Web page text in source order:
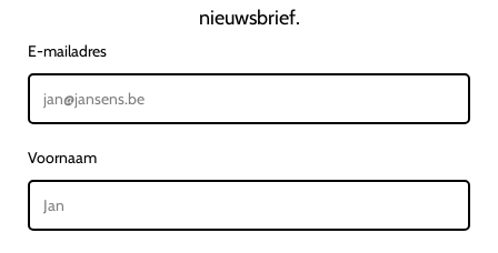
nieuwsbrief.
E-mailadres
Voornaam